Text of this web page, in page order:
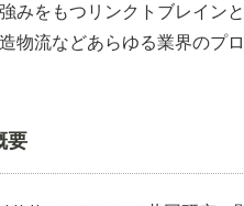
みをもつリンクトブレイ
物流などあらゆる業界のプ
要